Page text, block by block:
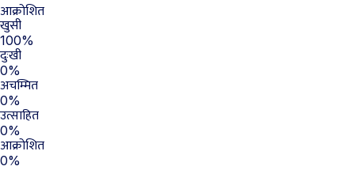
आक्रोशित
खुसी
100%
दुःखी
0%
अचम्मित
0%
उत्साहित
0%
आक्रोशित
0%